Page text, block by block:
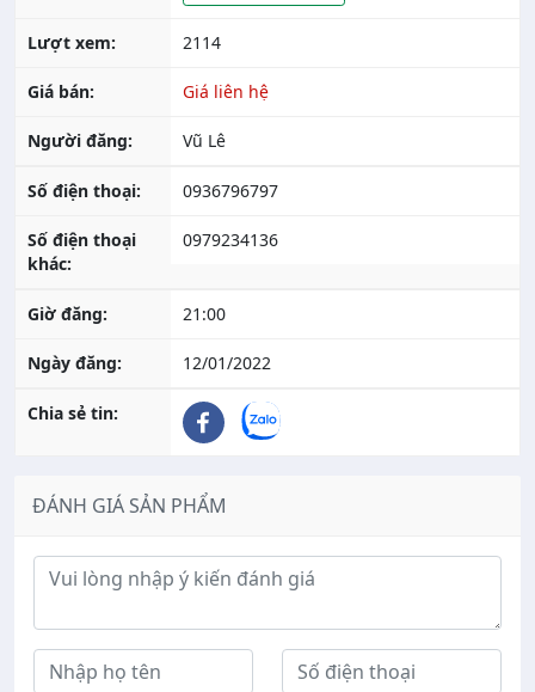
Lượt xem: 2114
Giá bán: Giá liên hệ
Người đăng: Vũ Lê
Số điện thoại: 0936796797
Số điện thoại
khác:
0979234136
Giờ đăng: 21:00
Ngày đăng: 12/01/2022
Chia sẻ tin:
ĐÁNH GIÁ SẢN PHẨM
Ý kiến đánh giá